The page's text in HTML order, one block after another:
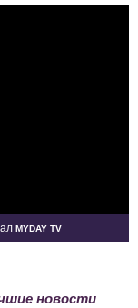
Myday TV
новости